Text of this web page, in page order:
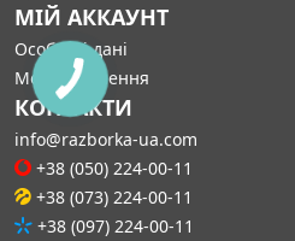
МІЙ АККАУНТ
Особисті дані
Мої замовлення
КОНТАКТИ
info@razborka-ua.com
+38 (050) 224-00-11
+38 (073) 224-00-11
+38 (097) 224-00-11